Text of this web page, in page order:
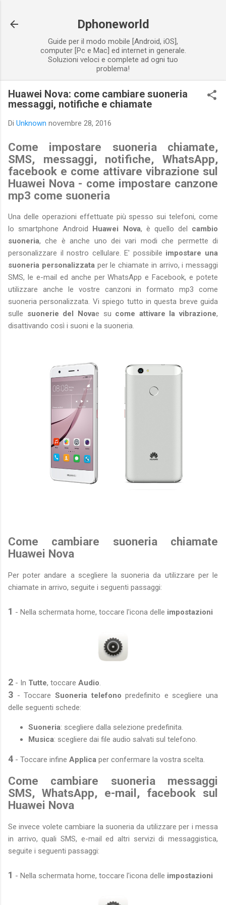
Dphoneworld
Guide per il modo mobile [Android, iOS],
computer [Pc e Mac] ed internet in generale.
Soluzioni veloci e complete ad ogni tuo
problema!
Huawei Nova: come cambiare suoneria
messaggi, notifiche e chiamate
Di Unknown novembre 28, 2016
Come impostare suoneria chiamate,
SMS, messaggi, notifiche, WhatsApp,
facebook e come attivare vibrazione sul
Huawei Nova - come impostare canzone
mp3 come suoneria
Una delle operazioni effettuate più spesso sui telefoni, come
lo smartphone Android Huawei Nova, è quello del cambio
suoneria, che è anche uno dei vari modi che permette di
personalizzare il nostro cellulare. E' possibile impostare una
suoneria personalizzataper le chiamate in arrivo, i messaggi
SMS, le e-mail ed anche per WhatsApp e Facebook, e potete
utilizzare anche le vostre canzoni in formato mp3 come
suoneria personalizzata. Vi spiego tutto in questa breve guida
sulle suonerie del Novae su come attivare la vibrazione,
disattivando così i suoni e la suoneria.
Come cambiare suoneria chiamate
Huawei Nova
Per poter andare a scegliere la suoneria da utilizzare per le
chiamate in arrivo, seguite i seguenti passaggi:
1 - Nella schermata home, toccare l'icona delle impostazioni
2 - In Tutte, toccare Audio
3 - Toccare Suoneria telefono predefinito e scegliere una
delle seguenti schede:
Suoneria: scegliere dalla selezione predefinita.
Musica: scegliere dai file audio salvati sul telefono.
4 - Toccare infine Applica per confermare la vostra scelta.
Come cambiare suoneria messaggi
SMS, WhatsApp, e-mail, facebook sul
Huawei Nova
Se invece volete cambiare la suoneria da utilizzare per i messa
in arrivo, quali SMS, e-mail ed altri servizi di messaggistica,
seguite i seguenti passaggi:
1 - Nella schermata home, toccare l'icona delle impostazioni